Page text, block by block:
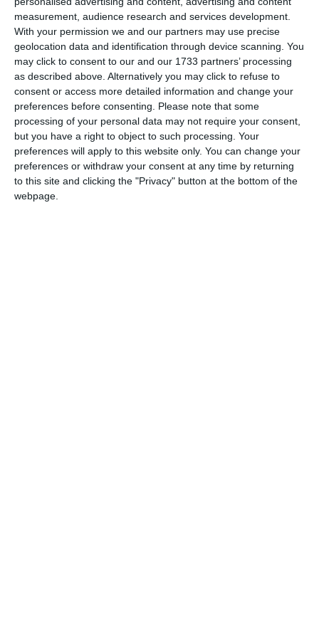
measurement, audience research and services development.
With your permission we and our partners may use precise
geolocation data and identification through device scanning. You
may click to consent to our and our 1733 partners’ processing
as described above. Alternatively you may click to refuse to
consent or access more detailed information and change your
preferences before consenting.
Please note that some
processing of your personal data may not require your consent,
but you have a right to object to such processing. Your
preferences will apply to this website only. You can change your
preferences or withdraw your consent at any time by returning
to this site and clicking the "Privacy" button at the bottom of the
webpage.
de cotidian și revizuirea tuturor situațiilor și relațiilor în
care ești implicat. Îți vei reveni în a doua parte a săptămânii
și te vei simți mult mai bine, însă nu forța nota. Este vremea
să-ți revizuiești planurile de viață și toate relațiile în care
ești implicat.
Fecioară